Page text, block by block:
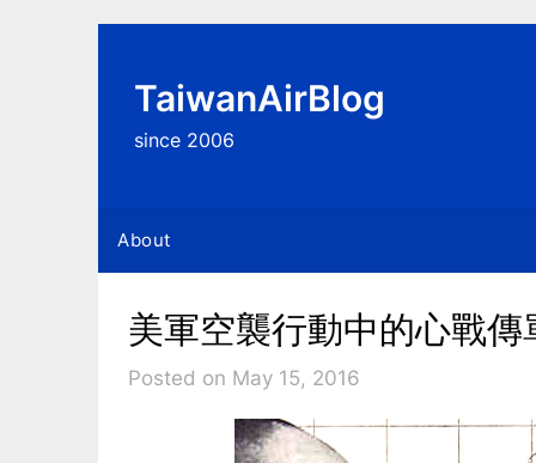
TaiwanAirBlog
since 2006
About
美軍空襲行動中的心戰
Posted on May 15, 2016